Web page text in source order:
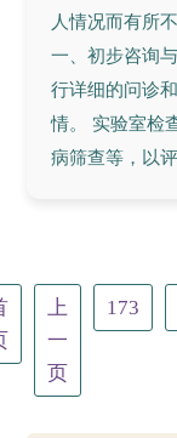
人情况而有所
一、初步咨询
行详细的问诊
情。 实验室检
病筛查等，以
上
一
页
173